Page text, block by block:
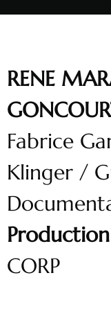
RENE
Fabrice
Klinger /
Production
CORP